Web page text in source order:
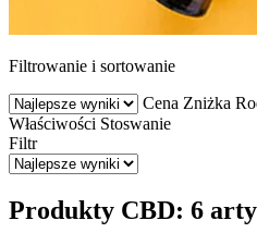
Filtrowanie i sortowanie
Cena Zniżka
Właściwości Stoswanie
Filtr
Produkty CBD: 6